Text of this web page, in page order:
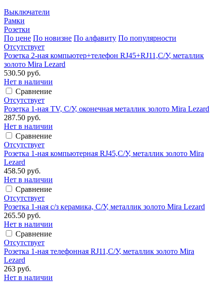
Выключатели
Рамки
Розетки
По цене По новизне По алфавиту По популярности
Отсутствует
Розетка 2-ная компьютер+телефон RJ45+RJ11,С/У, металлик
золото Mira Lezard
530.50 руб.
Нет в наличии
Сравнение
Отсутствует
Розетка 1-ная TV, С/У, оконечная металлик золото Mira Lezard
287.50 руб.
Нет в наличии
Сравнение
Отсутствует
Розетка 1-ная компьютерная RJ45,С/У, металлик золото Mira
Lezard
458.50 руб.
Нет в наличии
Сравнение
Отсутствует
Розетка 1-ная с/з керамика, С/У, металлик золото Mira Lezard
265.50 руб.
Нет в наличии
Сравнение
Отсутствует
Розетка 1-ная телефонная RJ11,С/У, металлик золото Mira
Lezard
263 руб.
Нет в наличии